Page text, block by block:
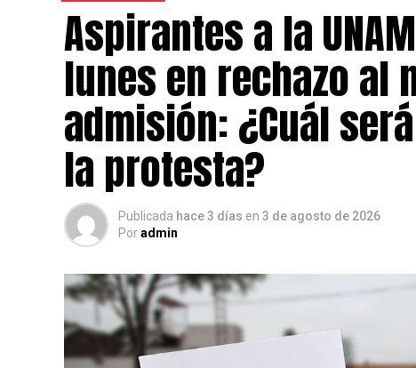
Aspirantes a la
lunes en rechazo al
admisión: ¿Cuál
la protesta?
Publicada hace 3 días en 3 de agosto de 2026
Poradmin